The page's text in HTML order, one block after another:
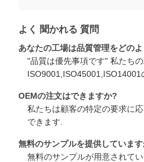
よく 聞かれる 質問
あなたの工場は品質管理をどの
"品質は優先事項です" 私たち
ISO9001,ISO45001,ISO14001
OEMの注文はできますか?
私たちは顧客の特定の要求に
できます.
無料のサンプルを提供しています
無料のサンプルが用意されて